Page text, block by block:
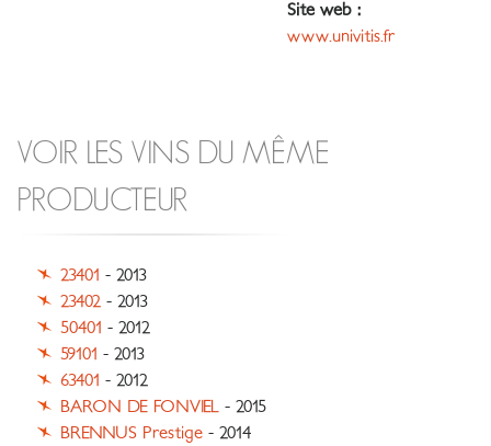
Site web :
www.univitis.fr
VOIR LES VINS DU MÊME
PRODUCTEUR
23401 - 2013
23402 - 2013
50401 - 2012
59101 - 2013
63401 - 2012
BARON DE FONVIEL - 2015
BRENNUS Prestige - 2014